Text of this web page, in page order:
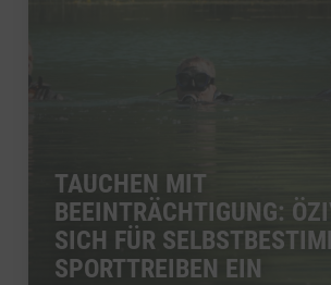
TAUCHEN MIT
BEEINTRÄCHTIGUNG:
SICH FÜR
SPORTTREIBEN EIN